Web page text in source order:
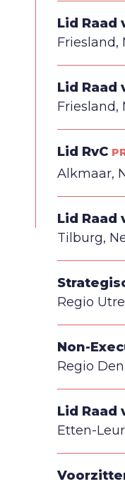
Lid
Friesland,
Lid
Friesland,
Lid RvC
Alkmaar,
Lid Raad
Tilburg,
Regio
Non-
Regio
Lid Raad
Etten-